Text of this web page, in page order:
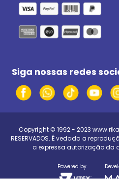
Siga nossas redes
Copyright © 1992 - 2023
RESERVADOS. É vedada a
a expressa autorização da
Powered by